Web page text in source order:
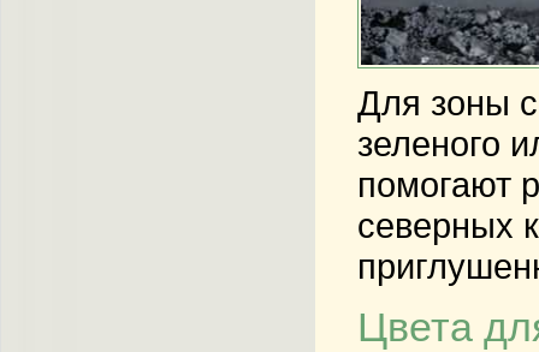
Для зоны
зеленого
помогают
северных
Цвета